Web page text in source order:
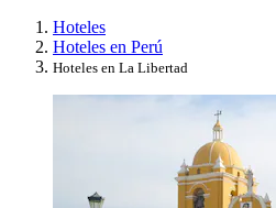
Hoteles
Hoteles en Perú
Hoteles en La Libertad